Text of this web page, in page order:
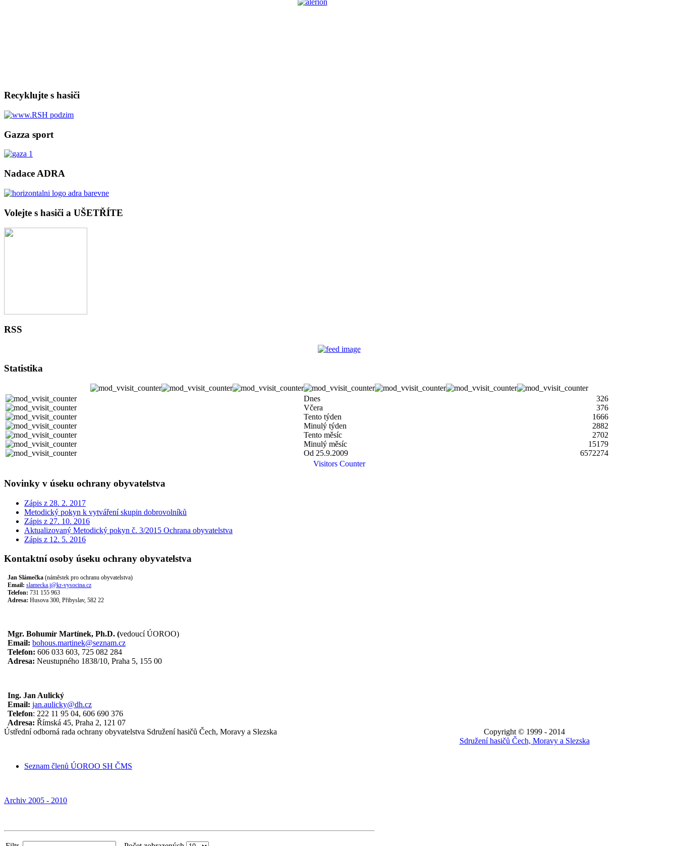
Recyklujte s hasiči
Gazza sport
Nadace ADRA
Volejte s hasiči a UŠETŘÍTE
RSS
Statistika
Dnes
326
Včera
376
Tento týden
1666
Minulý týden
2882
Tento měsíc
2702
Minulý měsíc
15179
Od 25.9.2009
6572274
Visitors Counter
Novinky v úseku ochrany obyvatelstva
Zápis z 28. 2. 2017
Metodický pokyn k vytváření skupin dobrovolníků
Zápis z 27. 10. 2016
Aktualizovaný Metodický pokyn č. 3/2015 Ochrana obyvatelstva
Zápis z 12. 5. 2016
Kontaktní osoby úseku ochrany obyvatelstva
Jan Slámečka (náměstek pro ochranu obyvatelstva)
Email: slamecka.j@kr-vysocina.cz
Telefon: 731 155 963
Adresa: Husova 300, Přibyslav, 582 22
Mgr. Bohumír Martínek, Ph.D. (vedoucí ÚOROO)
Email: bohous.martinek@seznam.cz
Telefon: 606 033 603, 725 082 284
Adresa: Neustupného 1838/10, Praha 5, 155 00
Ing. Jan Aulický
Email: jan.aulicky@dh.cz
Telefon: 222 11 95 04, 606 690 376
Adresa: Římská 45, Praha 2, 121 07
Ústřední odborná rada ochrany obyvatelstva Sdružení hasičů Čech, Moravy a Slezska
Seznam členů ÚOROO SH ČMS
Archiv 2005 - 2010
Copyright © 1999 - 2014
Sdružení hasičů Čech, Moravy a Slezska